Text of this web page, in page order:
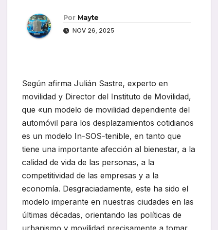
Por Mayte
NOV 26, 2025
Según afirma Julián Sastre, experto en
movilidad y Director del Instituto de Movilidad,
que «un modelo de movilidad dependiente del
automóvil para los desplazamientos cotidianos
es un modelo In-SOS-tenible, en tanto que
tiene una importante afección al bienestar, a la
calidad de vida de las personas, a la
competitividad de las empresas y a la
economía. Desgraciadamente, este ha sido el
modelo imperante en nuestras ciudades en las
últimas décadas, orientando las políticas de